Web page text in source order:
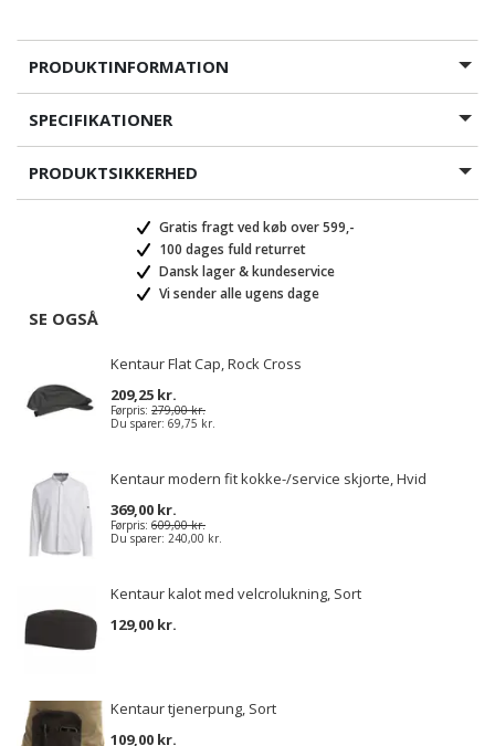
PRODUKTINFORMATION
SPECIFIKATIONER
PRODUKTSIKKERHED
Gratis fragt ved køb over 599,-
100 dages fuld returret
Dansk lager & kundeservice
Vi sender alle ugens dage
SE OGSÅ
Kentaur Flat Cap, Rock Cross
209,25 kr.
Førpris: 279,00 kr.
Du sparer: 69,75 kr.
Kentaur modern fit kokke-/service skjorte, Hvid
369,00 kr.
Førpris: 609,00 kr.
Du sparer: 240,00 kr.
Kentaur kalot med velcrolukning, Sort
129,00 kr.
Kentaur tjenerpung, Sort
109,00 kr.